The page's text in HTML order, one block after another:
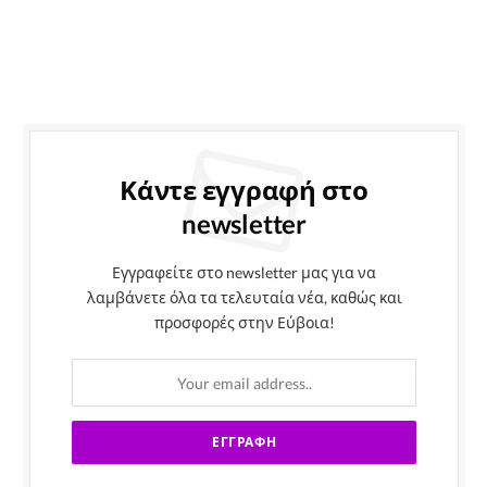
Κάντε εγγραφή στο
newsletter
Εγγραφείτε στο newsletter μας για να
λαμβάνετε όλα τα τελευταία νέα, καθώς και
προσφορές στην Εύβοια!